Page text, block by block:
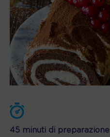
45 minuti di preparazione